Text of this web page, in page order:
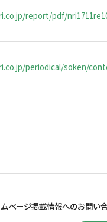
report/pdf/
periodical/soken/
ページ掲載情報へのお問い